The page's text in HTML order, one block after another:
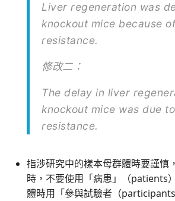
Liver regeneration was
knockout mice because
resistance.
修改二：
The delay in liver
knockout mice was due
resistance.
指涉研究中的樣本母群體時要謹慎
時，不要使用「病患」（patients
體時用「參與試驗者（